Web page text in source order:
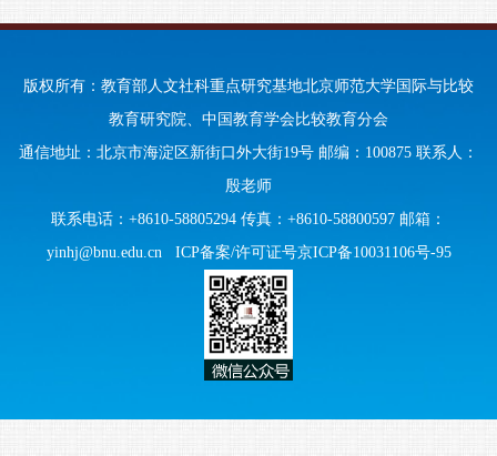
版权所有：教育部人文社科重点研究基地北京师范大学国际与比较
教育研究院、中国教育学会比较教育分会
通信地址：北京市海淀区新街口外大街19号 邮编：100875 联系人：
殷老师
联系电话：+8610-58805294 传真：+8610-58800597 邮箱：
yinhj@bnu.edu.cn ICP备案/许可证号京ICP备10031106号-95